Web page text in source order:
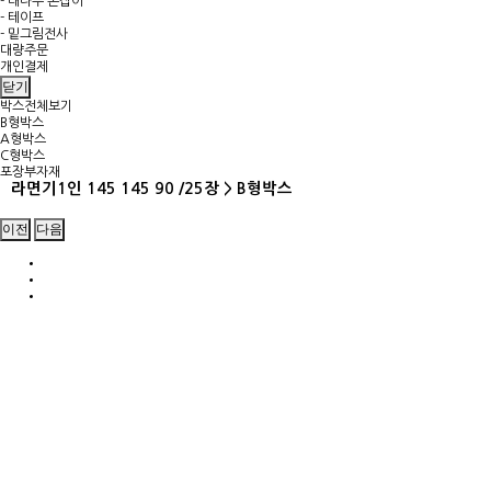
- 테이프
- 밑그림전사
대량주문
개인결제
닫기
박스전체보기
B형박스
A형박스
C형박스
포장부자재
라면기1인 145 145 90 /25장 > B형박스
이전 다음